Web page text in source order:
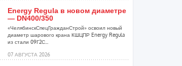
Energy Regula в новом диаметре
— DN400/350
«ЧелябинскСпецГражданСтрой» освоил новый
диаметр шарового крана КШЦПР Energy Regula
из стали 09Г2С...
07 АВГУСТА 2026